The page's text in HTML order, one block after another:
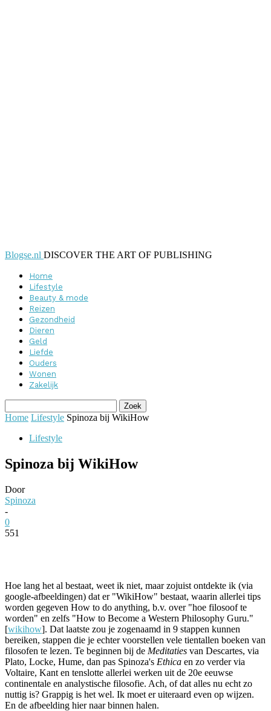
Blogse.nl DISCOVER THE ART OF PUBLISHING
Home
Lifestyle
Beauty & mode
Reizen
Gezondheid
Dieren
Geld
Liefde
Ouders
Wonen
Zakelijk
Home Lifestyle Spinoza bij WikiHow
Lifestyle
Spinoza bij WikiHow
Door
Spinoza
-
0
551
Hoe lang het al bestaat, weet ik niet, maar zojuist ontdekte ik (via
google-afbeeldingen) dat er "WikiHow" bestaat, waarin allerlei tips
worden gegeven How to do anything, b.v. over "hoe filosoof te
worden" en zelfs "How to Become a Western Philosophy Guru."
[wikihow]. Dat laatste zou je zogenaamd in 9 stappen kunnen
bereiken, stappen die je echter voorstellen vele tientallen boeken van
filosofen te lezen. Te beginnen bij de Meditaties van Descartes, via
Plato, Locke, Hume, dan pas Spinoza's Ethica en zo verder via
Voltaire, Kant en tenslotte allerlei werken uit de 20e eeuwse
continentale en analystische filosofie. Ach, of dat alles nu echt zo
nuttig is? Grappig is het wel. Ik moet er uiteraard even op wijzen.
En de afbeelding hier naar binnen halen.